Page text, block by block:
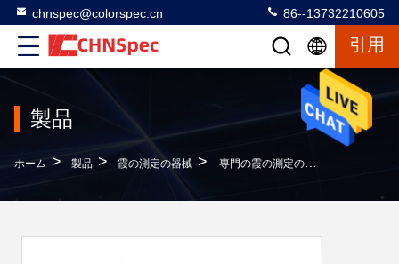
chnspec@colorspec.cn 86--13732210605
引用
製品
ホーム > 製品 > 霞の測定の器械 > 専門の霞の測定の器械0.01の霞の決断USBインターフェイス0-100%霞の測定の範囲